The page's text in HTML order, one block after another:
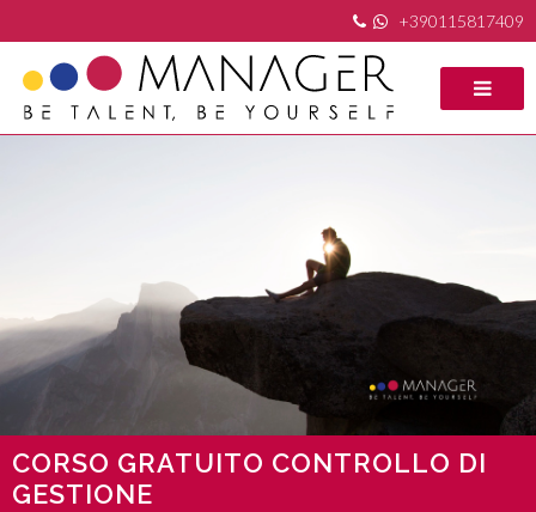
+390115817409
CORSO GRATUITO CONTROLLO DI
GESTIONE